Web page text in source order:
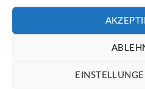
Die Kosten für die Installation
Wallbox variieren je nach
lokalen Gegebenheiten.